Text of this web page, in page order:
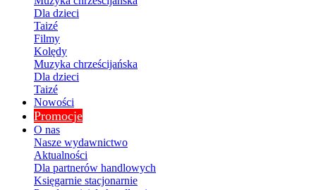
Dla dzieci
Taizé
Filmy
Kolędy
Muzyka chrześcijańska
Dla dzieci
Taizé
Nowości
Promocje
O nas
Nasze wydawnictwo
Aktualności
Dla partnerów handlowych
Księgarnie stacjonarnie